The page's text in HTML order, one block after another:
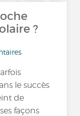
?
le succès
de
façons